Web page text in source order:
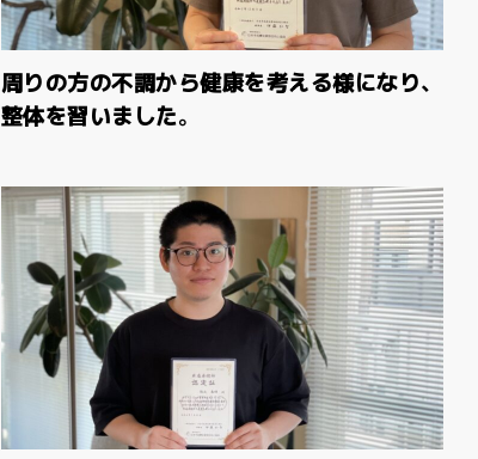
周りの方の不調から健康を考える様になり、
整体を習いました。